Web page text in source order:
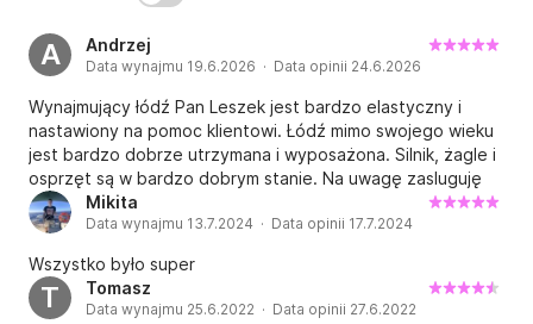
Długość całkowita 10,88 m.
Szerokość 3.05 m
Zanurzenie: 1,9
Pow. ożaglowania 60 m2
Załoga 5+1 osób
Jacht jest dobrze wyposażony i przygotowany do
żeglugi, posiada 5 koi stałych plus 1 dostawka.
Dwuosobowa koja w kabinie dziobowej, dwie bardzo
szerokie koje w mesie z możliwością poszerzenia
jednej z nich o dodatkowe miejsce, oraz jedna koja
A Andrzej
Data wynajmu 19.6.2026 · Data opinii 24.6.2026
Wynajmujący łódź Pan Leszek jest bardzo elastyczny i
nastawiony na pomoc klientowi. Łódź mimo swojego wieku
jest bardzo dobrze utrzymana i wyposażona. Silnik, żagle i
osprzęt są w bardzo dobrym stanie. Na uwagę zasluguję
bardzo łatwe stawianie i zwijanie grota :).
Mikita
Data wynajmu 13.7.2024 · Data opinii 17.7.2024
Wszystko było super
T Tomasz
Data wynajmu 25.6.2022 · Data opinii 27.6.2022